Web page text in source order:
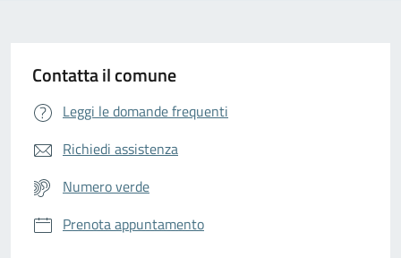
Contatta il comune
Leggi le domande frequenti
Richiedi assistenza
Numero verde
Prenota appuntamento